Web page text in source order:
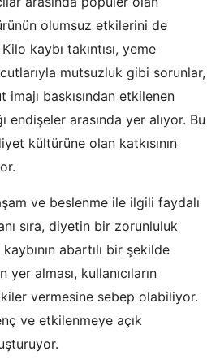
olumsuz etkilerini de
kaybı takıntısı, yeme
mutsuzluk gibi sorunlar,
imajı baskısından etkilenen
endişeler arasında yer alıyor. Bu
kültürüne olan katkısının
ve beslenme ile ilgili faydalı
sıra, diyetin bir zorunluluk
abartılı bir şekilde
yer alması, kullanıcıların
vermesine sebep olabiliyor.
ve etkilenmeye açık